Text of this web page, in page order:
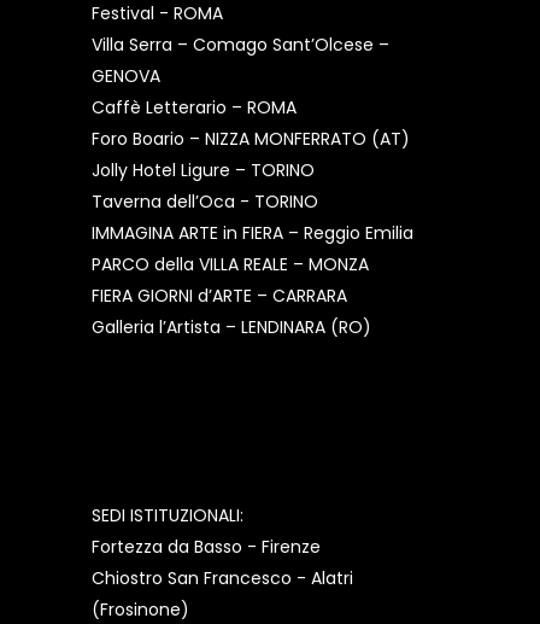
Festival - ROMA
Villa Serra – Comago Sant’Olcese –
GENOVA
Caffè Letterario – ROMA
Foro Boario – NIZZA MONFERRATO (AT)
Jolly Hotel Ligure – TORINO
Taverna dell’Oca - TORINO
IMMAGINA ARTE in FIERA – Reggio Emilia
PARCO della VILLA REALE – MONZA
FIERA GIORNI d’ARTE – CARRARA
Galleria l’Artista – LENDINARA (RO)
SEDI ISTITUZIONALI:
Fortezza da Basso - Firenze
Chiostro San Francesco - Alatri
(Frosinone)